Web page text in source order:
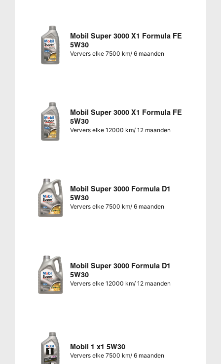
Mobil Super 3000 X1 Formula FE
5W30
Ververs elke 7500 km/ 6 maanden
Mobil Super 3000 X1 Formula FE
5W30
Ververs elke 12000 km/ 12 maanden
Mobil Super 3000 Formula D1
5W30
Ververs elke 7500 km/ 6 maanden
Mobil Super 3000 Formula D1
5W30
Ververs elke 12000 km/ 12 maanden
Mobil 1 x1 5W30
Ververs elke 7500 km/ 6 maanden